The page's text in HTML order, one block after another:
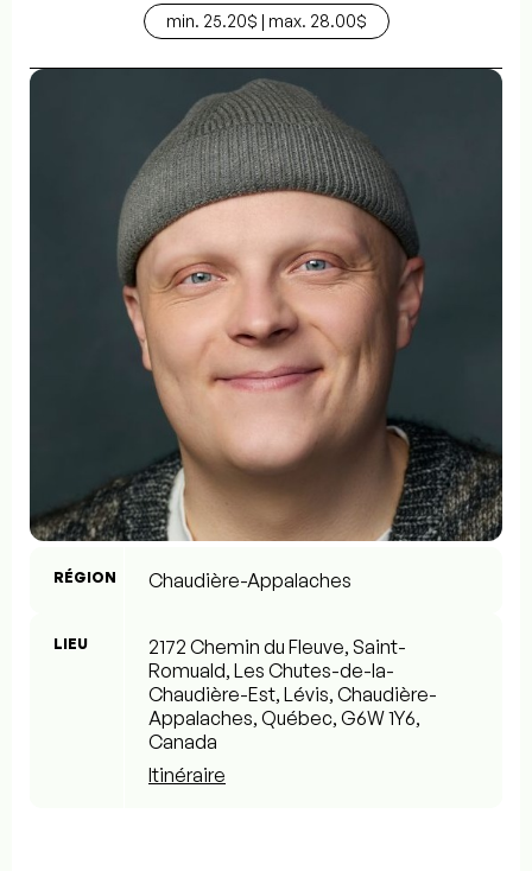
min. 25.20$ | max. 28.00$
RÉGION Chaudière-Appalaches
LIEU
2172 Chemin du Fleuve, Saint-
Romuald, Les Chutes-de-la-
Chaudière-Est, Lévis, Chaudière-
Appalaches, Québec, G6W 1Y6,
Canada
Itinéraire